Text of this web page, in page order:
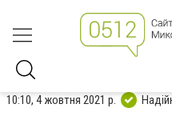
10:10, 4 жовтня 2021 р.